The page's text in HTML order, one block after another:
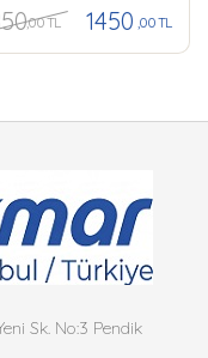
,00 TL 1450 ,00 TL
Sk. No:3 Pendik